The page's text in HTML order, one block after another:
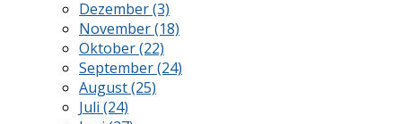
Dezember (3)
November (18)
Oktober (22)
September (24)
August (25)
Juli (24)